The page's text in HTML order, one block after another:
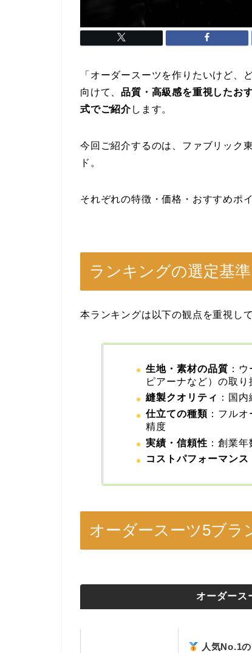
「オーダースーツを作りたいけど、
向けて、品質・高級感を重視したお
式でご紹介します。
今回ご紹介するのは、ファブリック
ド。
それぞれの特徴・価格・おすすめポ
ランキングの選定基準
本ランキングは以下の観点を重視し
生地・素材の品質 ：
ピアーナなど）の取り
縫製クオリティ ：国
仕立ての種類：フルオ
精度
実績・信頼性 ：創業
コストパフォーマンス
オーダースーツ5ブラ
オーダース
人気No.1